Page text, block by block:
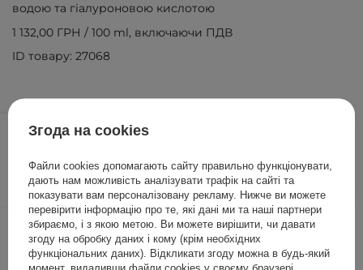
566,00 ГРН
ДОДАТИ ДО КОШИКА
водою та гіалуроновою кислотою
1 132,00 ГРН / 100 ml, включаючи ПДВ
ID товару: 27068
Інші клієнти також перевіряли
Згода на cookies
Файли cookies допомагають сайту правильно функціонувати,
дають нам можливість аналізувати трафік на сайті та
показувати вам персоналізовану рекламу. Нижче ви можете
перевірити інформацію про те, які дані ми та наші партнери
збираємо, і з якою метою. Ви можете вирішити, чи давати
згоду на обробку даних і кому (крім необхідних
функціональних даних). Відкликати згоду можна в будь-який
момент, видаливши файли cookies у своєму браузері.